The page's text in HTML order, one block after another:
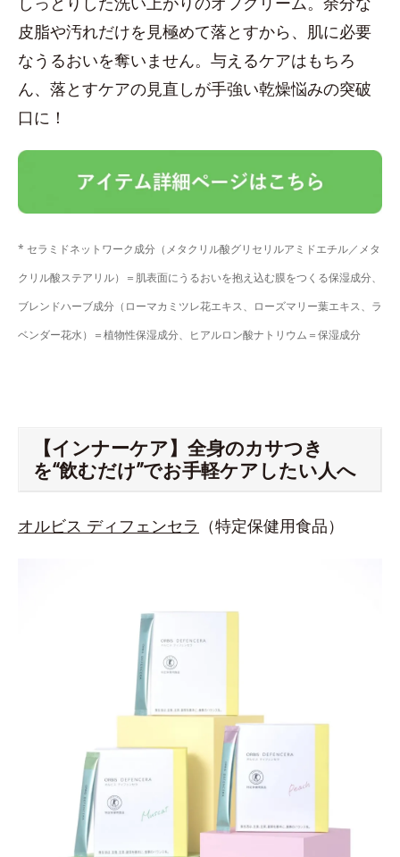
皮脂や汚れだけを見極めて落とすから、肌に必要
なうるおいを奪いません。与えるケアはもちろ
ん、落とすケアの見直しが手強い乾燥悩みの突破
口に！
* セラミドネットワーク成分（メタクリル酸グリセリルアミドエチル／メタ
クリル酸ステアリル）＝肌表面にうるおいを抱え込む膜をつくる保湿成分、
ブレンドハーブ成分（ローマカミツレ花エキス、ローズマリー葉エキス、ラ
ベンダー花水）＝植物性保湿成分、ヒアルロン酸ナトリウム＝保湿成分
【インナーケア】全身のカサつき
を“飲むだけ”でお手軽ケアしたい人へ
オルビス ディフェンセラ （特定保健用食品）